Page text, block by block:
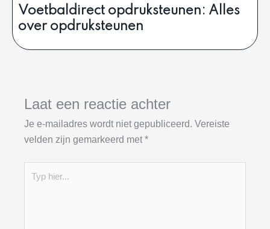
Voetbaldirect opdruksteunen: Alles
over opdruksteunen
Laat een reactie achter
Je e-mailadres wordt niet gepubliceerd. Vereiste
velden zijn gemarkeerd met *
hier...